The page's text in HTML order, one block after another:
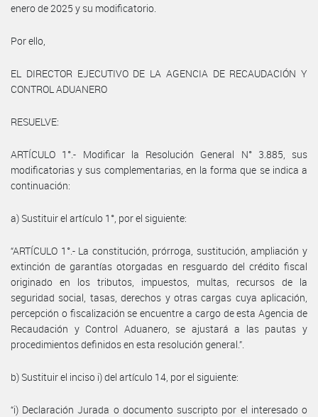
enero de 2025 y su modificatorio.
Por ello,
EL DIRECTOR EJECUTIVO DE LA AGENCIA DE RECAUDACIÓN Y
CONTROL ADUANERO
RESUELVE:
ARTÍCULO 1°.- Modificar la Resolución General N° 3.885, sus
modificatorias y sus complementarias, en la forma que se indica a
continuación:
a) Sustituir el artículo 1°, por el siguiente:
“ARTÍCULO 1°.- La constitución, prórroga, sustitución, ampliación y
extinción de garantías otorgadas en resguardo del crédito fiscal
originado en los tributos, impuestos, multas, recursos de la
seguridad social, tasas, derechos y otras cargas cuya aplicación,
percepción o fiscalización se encuentre a cargo de esta Agencia de
Recaudación y Control Aduanero, se ajustará a las pautas y
procedimientos definidos en esta resolución general.”.
b) Sustituir el inciso i) del artículo 14, por el siguiente:
“i) Declaración Jurada o documento suscripto por el interesado o